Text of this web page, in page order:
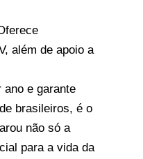
além de apoio a
ano e garante
brasileiros, é o
não só a
para a vida da